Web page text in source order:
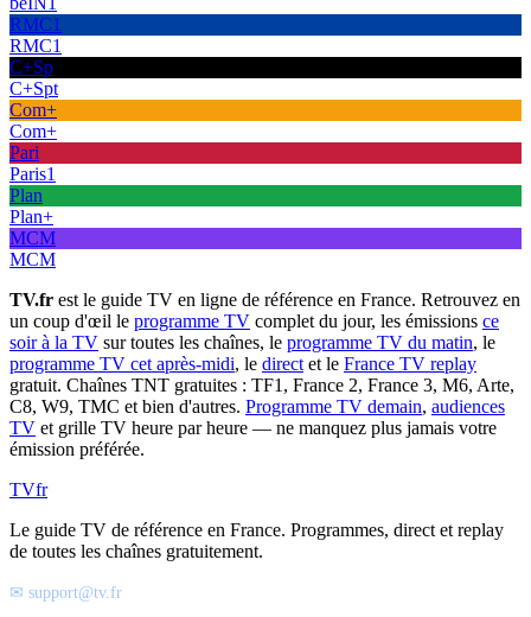
RMC1
RMC1
C+Sp
C+Spt
Com+
Com+
Pari
Paris1
Plan
Plan+
MCM
MCM
TV.fr est le guide TV en ligne de référence en France. Retrouvez en
un coup d'œil le programme TV complet du jour, les émissions ce
soir à la TV sur toutes les chaînes, le programme TV du matin, le
programme TV cet après-midi, le direct et le France TV replay
gratuit. Chaînes TNT gratuites : TF1, France 2, France 3, M6, Arte,
C8, W9, TMC et bien d'autres. Programme TV demain, audiences
TV et grille TV heure par heure — ne manquez plus jamais votre
émission préférée.
TVfr
Le guide TV de référence en France. Programmes, direct et replay
de toutes les chaînes gratuitement.
✉ support@tv.fr